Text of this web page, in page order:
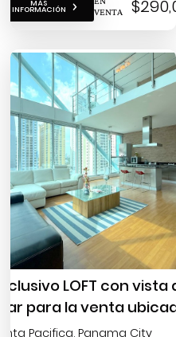
MÁS
INFORMACIÓN
VENTA
Exclusivo LOFT con vista
mar para la venta
en Punta Pacífica
Punta Pacifica, Panama City